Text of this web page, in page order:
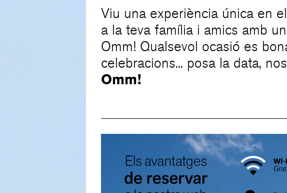
Viu una experiència única en
a la teva família i amics amb
Omm! Qualsevol ocasió es
celebracions... posa la data,
Omm!